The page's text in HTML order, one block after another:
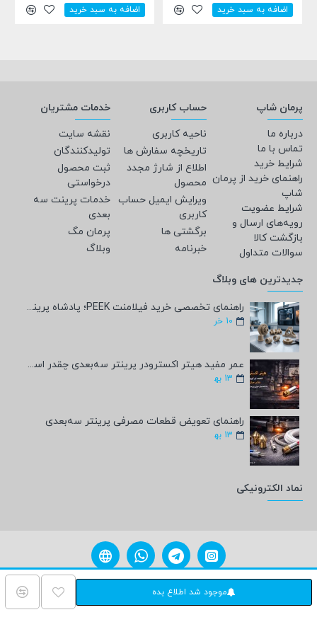
موجود شد اطلاع بده
اضافه به سبد خرید اضافه به سبد خرید
پرمان شاپ
درباره ما
تماس با ما
شرایط خرید
راهنمای خرید از پرمان
شاپ
شرایط عضویت
رویه‌های ارسال و
بازگشت کالا
سوالات متداول
حساب کاربری
ناحیه کاربری
تاریخچه سفارش ها
اطلاع از شارژ مجدد
محصول
ویرایش ایمیل حساب
کاربری
برگشتی ها
خبرنامه
خدمات مشتریان
نقشه سایت
تولیدکنندگان
ثبت محصول
درخواستی
خدمات پرینت سه
بعدی
پرمان مگ
وبلاگ
جدیدترین های وبلاگ
راهنمای تخصصی خرید فیلامنت PEEK؛ پادشاه پرینت سه‌بعدی صنعتی و پزشکی + مشخصات فنی
10 خر
عمر مفید هیتر اکسترودر پرینتر سه‌بعدی چقدر است؟
13 به‍
راهنمای تعویض قطعات مصرفی پرینتر سه‌بعدی
13 به‍
نماد الکترونیکی
حقوق برای فروشگاه پرمان شاپ محفوظ می باشد. پشتیبانی